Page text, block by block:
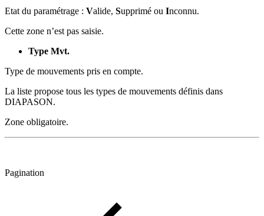
Etat du paramétrage : Valide, Supprimé ou Inconnu.
Cette zone n’est pas saisie.
Type Mvt.
Type de mouvements pris en compte.
La liste propose tous les types de mouvements définis dans
DIAPASON.
Zone obligatoire.
Pagination